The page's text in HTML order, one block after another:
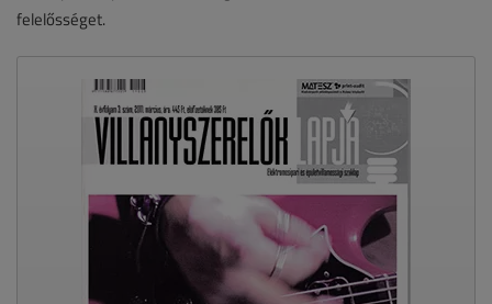
felelősséget.